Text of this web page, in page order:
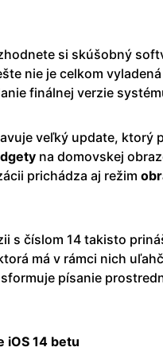
si skúšobný
nie je celkom
finálnej verzie
veľký update, ktorý
na domovskej
prichádza aj režim
s číslom 14 takisto
má v rámci nich
písanie
iOS 14 betu